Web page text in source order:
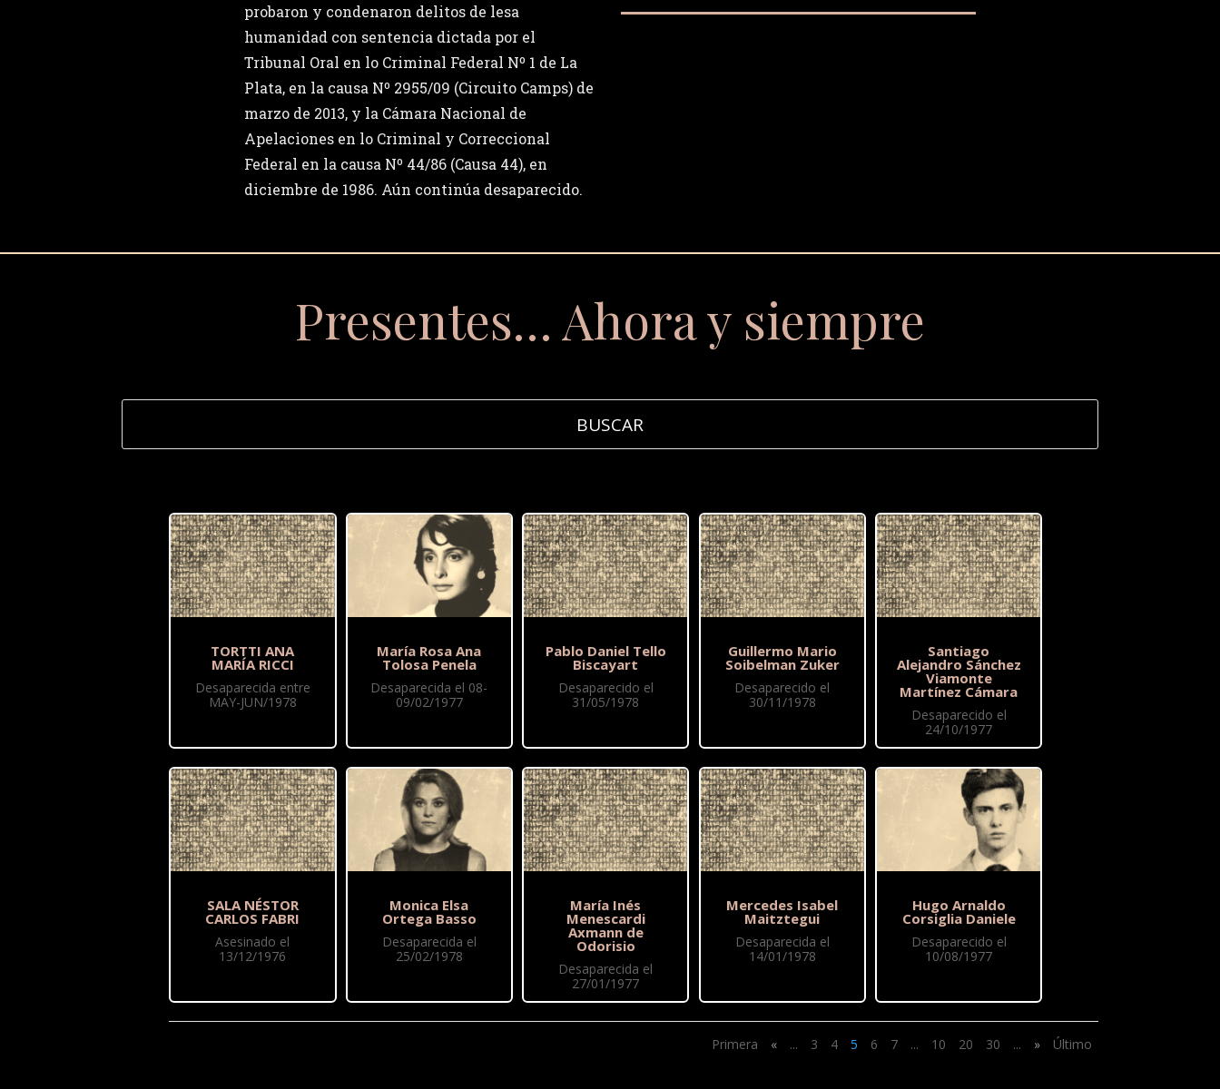
probaron y condenaron delitos de lesa
humanidad con sentencia dictada por el
Tribunal Oral en lo Criminal Federal Nº 1 de La
Plata, en la causa Nº 2955/09 (Circuito Camps) de
marzo de 2013, y la Cámara Nacional de
Apelaciones en lo Criminal y Correccional
Federal en la causa Nº 44/86 (Causa 44), en
diciembre de 1986. Aún continúa desaparecido.
Presentes… Ahora y siempre
TORTTI ANA
MARÍA RICCI
Desaparecida entre
MAY-JUN/1978
SALA NÉSTOR
CARLOS FABRI
Asesinado el
13/12/1976
María Rosa Ana
Tolosa Penela
Desaparecida el 08-
09/02/1977
Monica Elsa
Ortega Basso
Desaparecida el
25/02/1978
Pablo Daniel Tello
Biscayart
Desaparecido el
31/05/1978
María Inés
Menescardi
Axmann de
Odorisio
Desaparecida el
27/01/1977
Guillermo Mario
Soibelman Zuker
Desaparecido el
30/11/1978
Mercedes Isabel
Maitztegui
Desaparecida el
14/01/1978
Santiago
Alejandro Sánchez
Viamonte
Martínez Cámara
Desaparecido el
24/10/1977
Hugo Arnaldo
Corsiglia Daniele
Desaparecido el
10/08/1977
Primera « ... 3 4 5 6 7 ... 10 20 30 ... » Último